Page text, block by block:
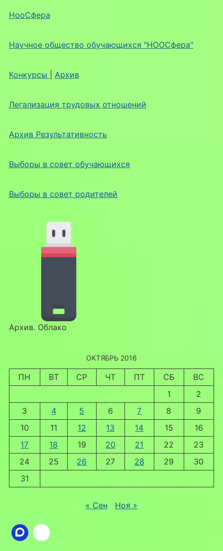
НооСфера
Научное общество обучающихся "НООСфера"
Конкурсы Архив
Легализация трудовых отношений
Архив Результативность
Выборы в совет обучающихся
Выборы в совет родителей
Архив. Облако
ОКТЯБРЬ 2016
ПН ВТ СР ЧТ ПТ СБ
ВС
1
2
3
4 5 6 7 8
9
10
11 12 13 14 15
16
17
18 19 20 21 22
23
24
25 26 27 28 29
30
31
« Сен Ноя »